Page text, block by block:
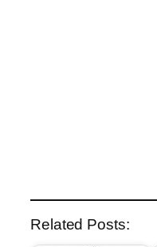
Related Posts: